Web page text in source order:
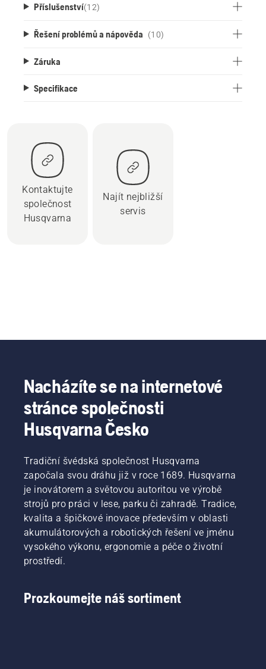
Příslušenství(12)
Řešení problémů a nápověda (10)
Záruka
Specifikace
Kontaktujte
společnost
Husqvarna
Najít nejbližší
servis
Nacházíte se na internetové
stránce společnosti
Husqvarna Česko
Tradiční švédská společnost Husqvarna
započala svou dráhu již v roce 1689. Husqvarna
je inovátorem a světovou autoritou ve výrobě
strojů pro práci v lese, parku či zahradě. Tradice,
kvalita a špičkové inovace především v oblasti
akumulátorových a robotických řešení ve jménu
vysokého výkonu, ergonomie a péče o životní
prostředí.
Prozkoumejte náš sortiment